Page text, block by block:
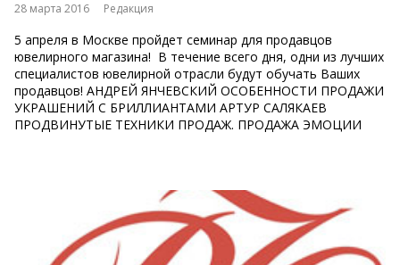
28 марта 2016 Редакция
5 апреля в Москве пройдет семинар для продавцов
ювелирного магазина! В течение всего дня, одни из лучших
специалистов ювелирной отрасли будут обучать Ваших
продавцов! АНДРЕЙ ЯНЧЕВСКИЙ ОСОБЕННОСТИ ПРОДАЖИ
УКРАШЕНИЙ С БРИЛЛИАНТАМИ АРТУР САЛЯКАЕВ
ПРОДВИНУТЫЕ ТЕХНИКИ ПРОДАЖ. ПРОДАЖА ЭМОЦИИ